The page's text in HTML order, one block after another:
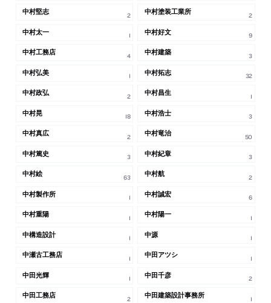
中村堅志 2 中村塗装工業所 2
中村太一 1 中村好文 9
中村工務店 4 中村建築 3
中村弘美 1 中村拓志 32
中村政弘 2 中村昌生 1
中村晃 18 中村浩士 3
中村真広 2 中村竜治 50
中村篤史 3 中村紀章 3
中村絵 63 中村航 2
中村製作所 1 中村誠宏 6
中村重陽 1 中村陽一 1
中構造設計 1 中源 1
中瀬古工務店 1 中田アツシ 1
中田光輝 1 中田千彦 2
中田工務店 2 中田建築設計事務所 1